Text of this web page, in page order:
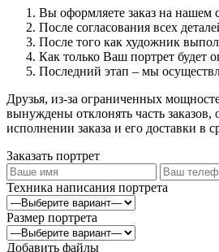
Вы оформляете заказ на нашем
После согласования всех
После того как художник
Как только Ваш портрет будет
Последний этап – мы
Друзья, из-за ограниченных
вынуждены отклонять часть заказов,
исполнении заказа и его доставки в
Заказать портрет
Техника написания портрета
Размер портрета
Добавить файлы